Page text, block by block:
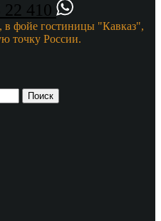
22 410
в фойе гостиницы "Кавказ",
точку России.